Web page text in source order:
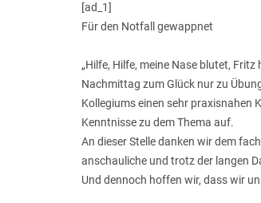
[ad_1]
Für den Notfall gewappnet
„Hilfe, Hilfe, meine Nase blutet,
Nachmittag zum Glück nur zu
Kollegiums einen sehr praxisnahen
Kenntnisse zu dem Thema auf.
An dieser Stelle danken wir dem
anschauliche und trotz der langen
Und dennoch hoffen wir, dass wir